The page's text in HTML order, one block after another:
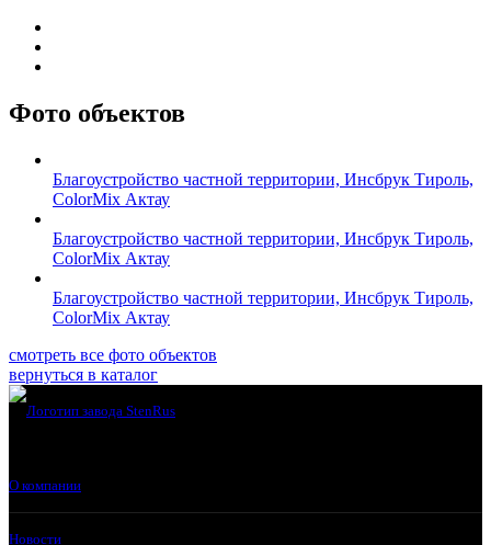
Фото объектов
Благоустройство частной территории, Инсбрук Тироль,
ColorMix Актау
Благоустройство частной территории, Инсбрук Тироль,
ColorMix Актау
Благоустройство частной территории, Инсбрук Тироль,
ColorMix Актау
смотреть все фото объектов
вернуться в каталог
О компании
Новости